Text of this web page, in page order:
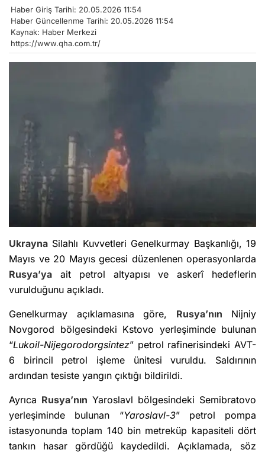
Haber Giriş Tarihi: 20.05.2026 11:54
Haber Güncellenme Tarihi: 20.05.2026 11:54
Kaynak: Haber Merkezi
https://www.qha.com.tr/
Ukrayna Silahlı Kuvvetleri Genelkurmay Başkanlığı, 19
Mayıs ve 20 Mayıs gecesi düzenlenen operasyonlarda
Rusya’ya ait petrol altyapısı ve askerî hedeflerin
vurulduğunu açıkladı.
Genelkurmay açıklamasına göre, Rusya’nın Nijniy
Novgorod bölgesindeki Kstovo yerleşiminde bulunan
“Lukoil-Nijegorodorgsintez” petrol rafinerisindeki AVT-
6 birincil petrol işleme ünitesi vuruldu. Saldırının
ardından tesiste yangın çıktığı bildirildi.
Ayrıca Rusya’nın Yaroslavl bölgesindeki Semibratovo
yerleşiminde bulunan “Yaroslavl-3” petrol pompa
istasyonunda toplam 140 bin metreküp kapasiteli dört
tankın hasar gördüğü kaydedildi. Açıklamada, söz